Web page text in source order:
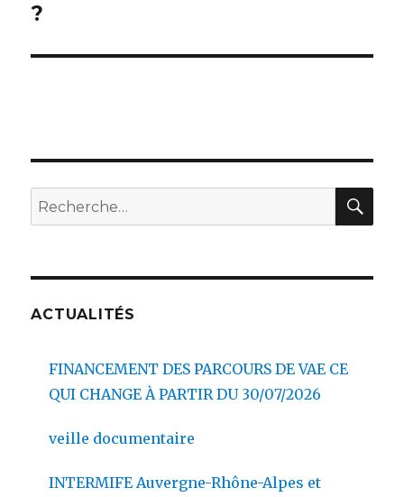
?
Recherche
pour :
ACTUALITÉS
FINANCEMENT DES PARCOURS DE VAE CE
QUI CHANGE À PARTIR DU 30/07/2026
veille documentaire
INTERMIFE Auvergne-Rhône-Alpes et